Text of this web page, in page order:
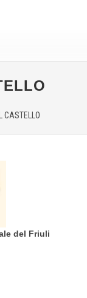
CASTELLO
del Friuli